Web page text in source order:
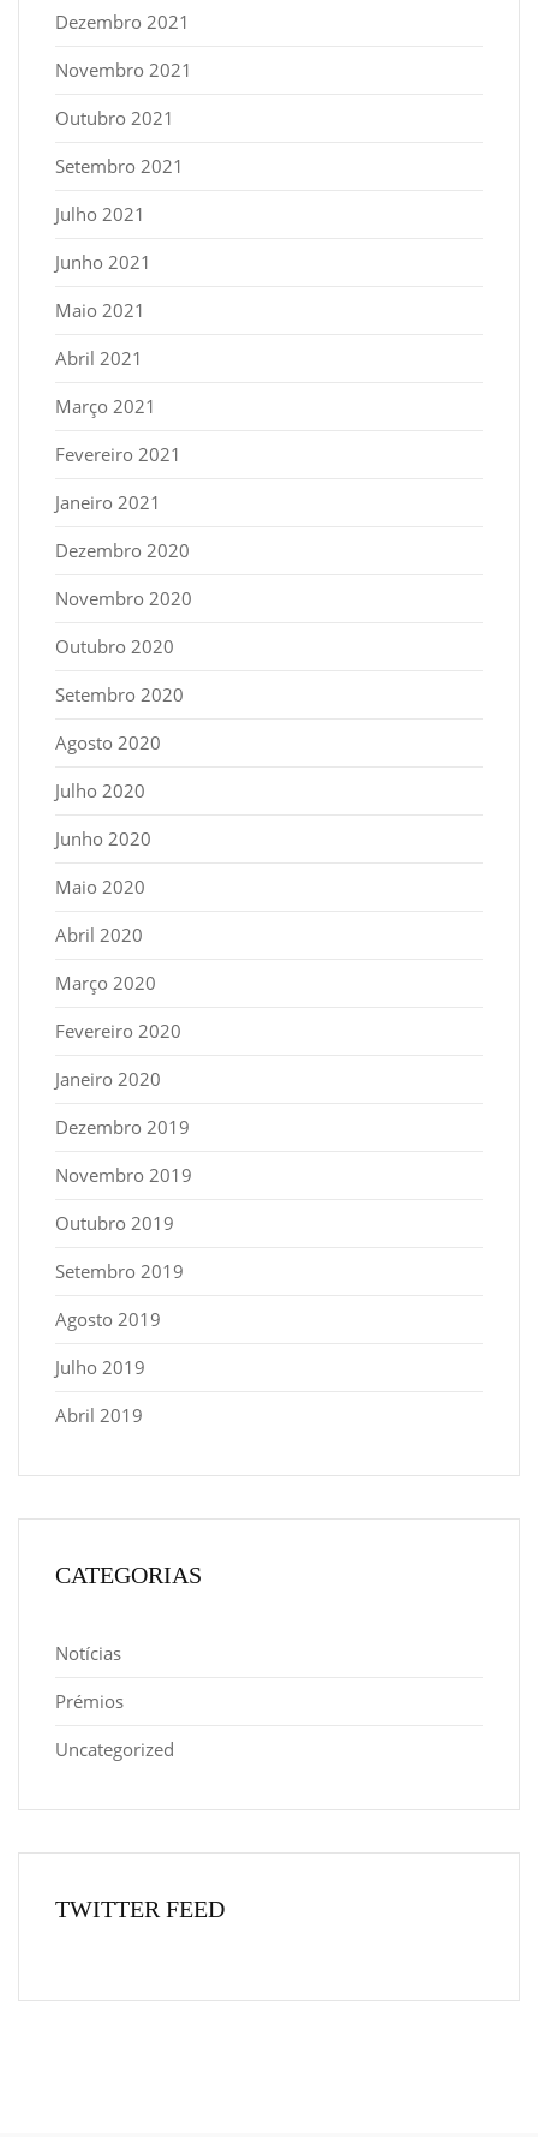
Dezembro 2021
Novembro 2021
Outubro 2021
Setembro 2021
Julho 2021
Junho 2021
Maio 2021
Abril 2021
Março 2021
Fevereiro 2021
Janeiro 2021
Dezembro 2020
Novembro 2020
Outubro 2020
Setembro 2020
Agosto 2020
Julho 2020
Junho 2020
Maio 2020
Abril 2020
Março 2020
Fevereiro 2020
Janeiro 2020
Dezembro 2019
Novembro 2019
Outubro 2019
Setembro 2019
Agosto 2019
Julho 2019
Abril 2019
CATEGORIAS
Notícias
Prémios
Uncategorized
TWITTER FEED